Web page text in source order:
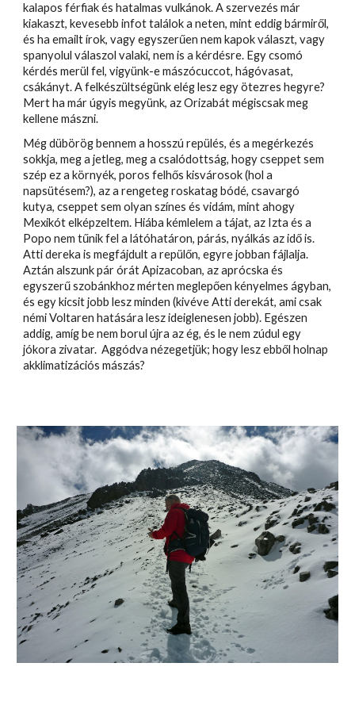
kalapos férfiak és hatalmas vulkánok. A szervezés már
kiakaszt, kevesebb infot találok a neten, mint eddig bármiről,
és ha emailt írok, vagy egyszerűen nem kapok választ, vagy
spanyolul válaszol valaki, nem is a kérdésre. Egy csomó
kérdés merül fel, vigyünk-e mászócuccot, hágóvasat,
csákányt. A felkészültségünk elég lesz egy ötezres hegyre?
Mert ha már úgyis megyünk, az Orizabát mégiscsak meg
kellene mászni.
Még dübörög bennem a hosszú repülés, és a megérkezés
sokkja, meg a jetleg, meg a csalódottság, hogy cseppet sem
szép ez a környék, poros felhős kisvárosok (hol a
napsütésem?), az a rengeteg roskatag bódé, csavargó
kutya, cseppet sem olyan színes és vidám, mint ahogy
Mexikót elképzeltem. Hiába kémlelem a tájat, az Izta és a
Popo nem tűnik fel a látóhatáron, párás, nyálkás az idő is.
Atti dereka is megfájdult a repülőn, egyre jobban fájlalja.
Aztán alszunk pár órát Apizacoban, az aprócska és
egyszerű szobánkhoz mérten meglepően kényelmes ágyban,
és egy kicsit jobb lesz minden (kivéve Atti derekát, ami csak
némi Voltaren hatására lesz ideiglenesen jobb). Egészen
addig, amíg be nem borul újra az ég, és le nem zúdul egy
jókora zivatar. Aggódva nézegetjük; hogy lesz ebből holnap
akklimatizációs mászás?